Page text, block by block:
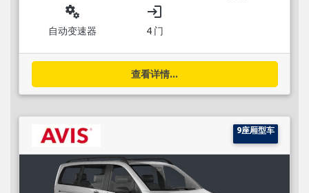
miscellaneous_services
自动变速器
login
4 门
查看详情...
9座厢型车